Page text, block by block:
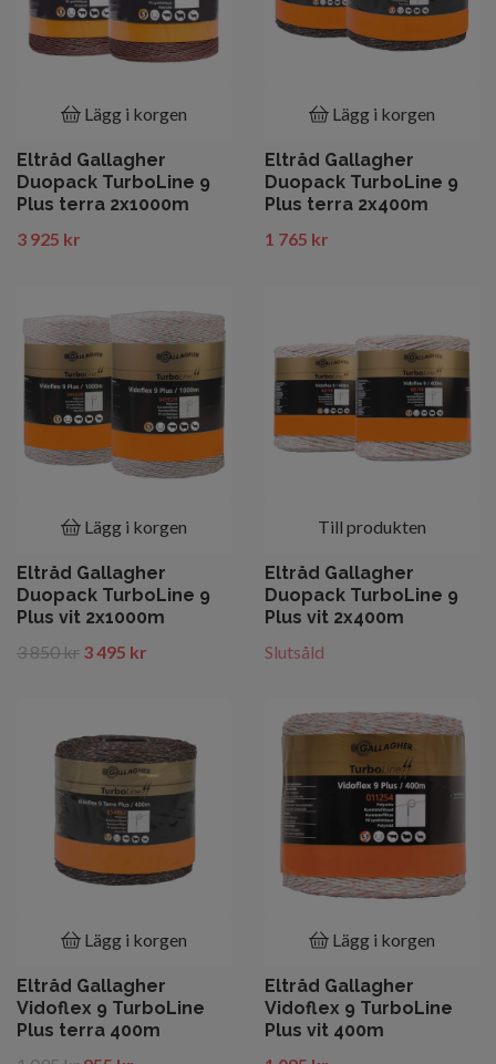
Lägg i korgen
Eltråd Gallagher
Duopack TurboLine 9
Plus terra 2x1000m
3 925 kr
Lägg i korgen
Eltråd Gallagher
Duopack TurboLine 9
Plus terra 2x400m
1 765 kr
Lägg i korgen
Eltråd Gallagher
Duopack TurboLine 9
Plus vit 2x1000m
3 850 kr 3 495 kr
Till produkten
Eltråd Gallagher
Duopack TurboLine 9
Plus vit 2x400m
Slutsåld
Lägg i korgen
Eltråd Gallagher
Vidoflex 9 TurboLine
Plus terra 400m
Lägg i korgen
Eltråd Gallagher
Vidoflex 9 TurboLine
Plus vit 400m